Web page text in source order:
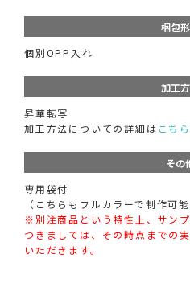
梱包
個別OPP入れ
加工
昇華転写
加工方法についての詳細は こちら
その
専用袋付
（こちらもフルカラーで制作可能
※別注商品という特性上、サン
つきましては、その時点までの
いただきます。